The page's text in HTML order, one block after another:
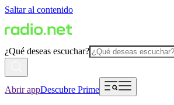
Saltar al contenido
¿Qué deseas escuchar?
Abrir appDescubre Prime